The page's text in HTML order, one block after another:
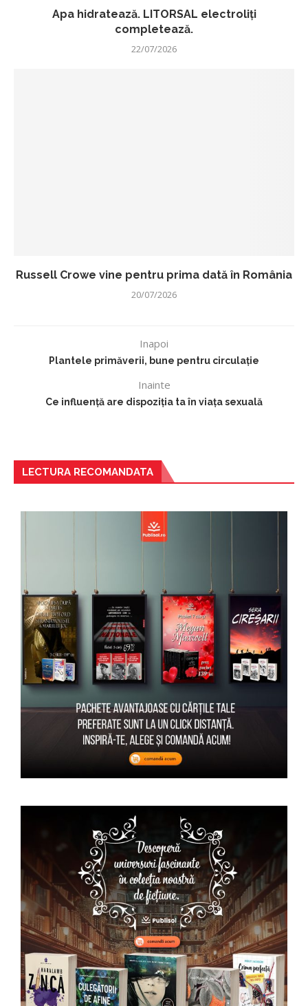
Apa hidratează. LITORSAL electroliți
completează.
22/07/2026
Russell Crowe vine pentru prima dată în România
20/07/2026
Inapoi
Plantele primăverii, bune pentru circulație
Inainte
Ce influență are dispoziția ta în viața sexuală
LECTURA RECOMANDATA